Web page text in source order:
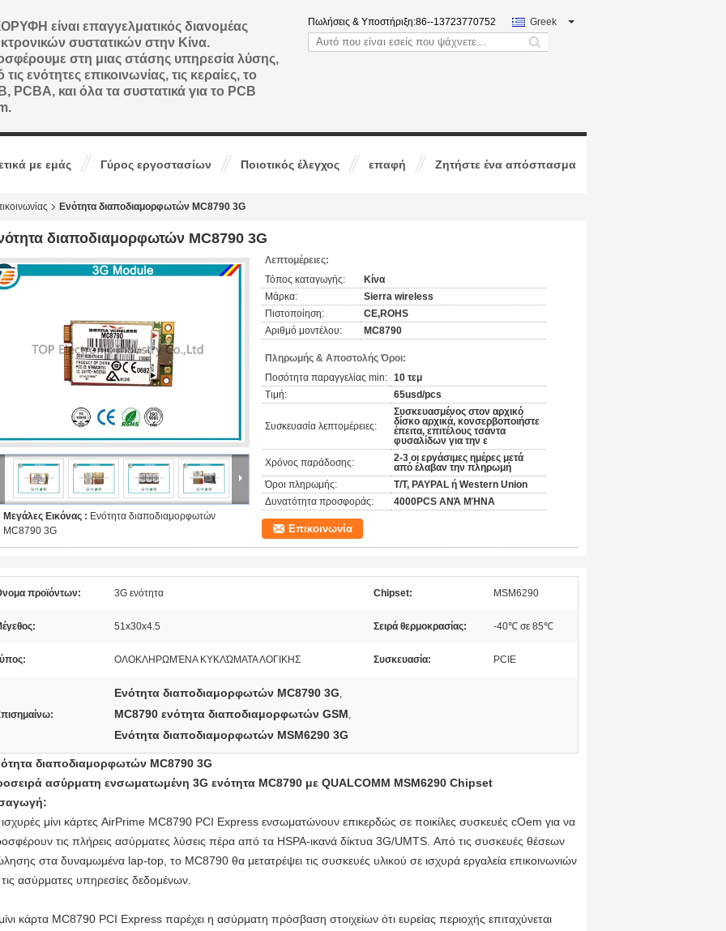
είναι επαγγελματικός διανομέας
συστατικών στην Κίνα.
στη μιας στάσης υπηρεσία λύσης,
ενότητες επικοινωνίας, τις κεραίες, το
PCBA, και όλα τα συστατικά για το PCB
Πωλήσεις & Υποστήριξη:86--13723770752 Greek
search
με εμάς Γύρος εργοστασίων Ποιοτικός έλεγχος επαφή Ζητήστε ένα απόσπασμα
Ενότητα διαποδιαμορφωτών MC8790 3G
διαποδιαμορφωτών MC8790 3G
Μεγάλες Εικόνας : Ενότητα διαποδιαμορφωτών
MC8790 3G
Λεπτομέρειες:
Τόπος καταγωγής:
Κίνα
Μάρκα:
Sierra wireless
Πιστοποίηση:
CE,ROHS
Αριθμό μοντέλου:
MC8790
Πληρωμής & Αποστολής Όροι:
Ποσότητα παραγγελίας min: 10 τεμ
Τιμή:
65usd/pcs
Συσκευασία λεπτομέρειες:
Συσκευασμένος στον αρχικό
δίσκο αρχικά, κονσερβοποιήστε
έπειτα, επιτέλους τσάντα
φυσαλίδων για την ε
Χρόνος παράδοσης:
2-3 οι εργάσιμες ημέρες μετά
από έλαβαν την πληρωμή
Όροι πληρωμής:
T/T, PAYPAL ή Western Union
Δυνατότητα προσφοράς:
4000PCS ΑΝΆ ΜΉΝΑ
Επικοινωνία
προϊόντων: 3G ενότητα Chipset: MSM6290
51x30x4.5 Σειρά θερμοκρασίας: -40℃ σε 85℃
ΟΛΟΚΛΗΡΩΜΈΝΑ ΚΥΚΛΏΜΑΤΑ ΛΟΓΙΚΗΣ Συσκευασία: PCIE
Ενότητα διαποδιαμορφωτών MC8790 3G,
MC8790 ενότητα διαποδιαμορφωτών GSM,
Ενότητα διαποδιαμορφωτών MSM6290 3G
διαποδιαμορφωτών MC8790 3G
ασύρματη ενσωματωμένη 3G ενότητα MC8790 με QUALCOMM MSM6290 Chipset
μίνι κάρτες AirPrime MC8790 PCI Express ενσωματώνουν επικερδώς σε ποικίλες συσκευές cOem για να
τις πλήρεις ασύρματες λύσεις πέρα από τα HSPA-ικανά δίκτυα 3G/UMTS. Από τις συσκευές θέσεων
στα δυναμωμένα lap-top, το MC8790 θα μετατρέψει τις συσκευές υλικού σε ισχυρά εργαλεία επικοινωνιών
τις ασύρματες υπηρεσίες δεδομένων.
κάρτα MC8790 PCI Express παρέχει η ασύρματη πρόσβαση στοιχείων ότι ευρείας περιοχής επιταχύνεται